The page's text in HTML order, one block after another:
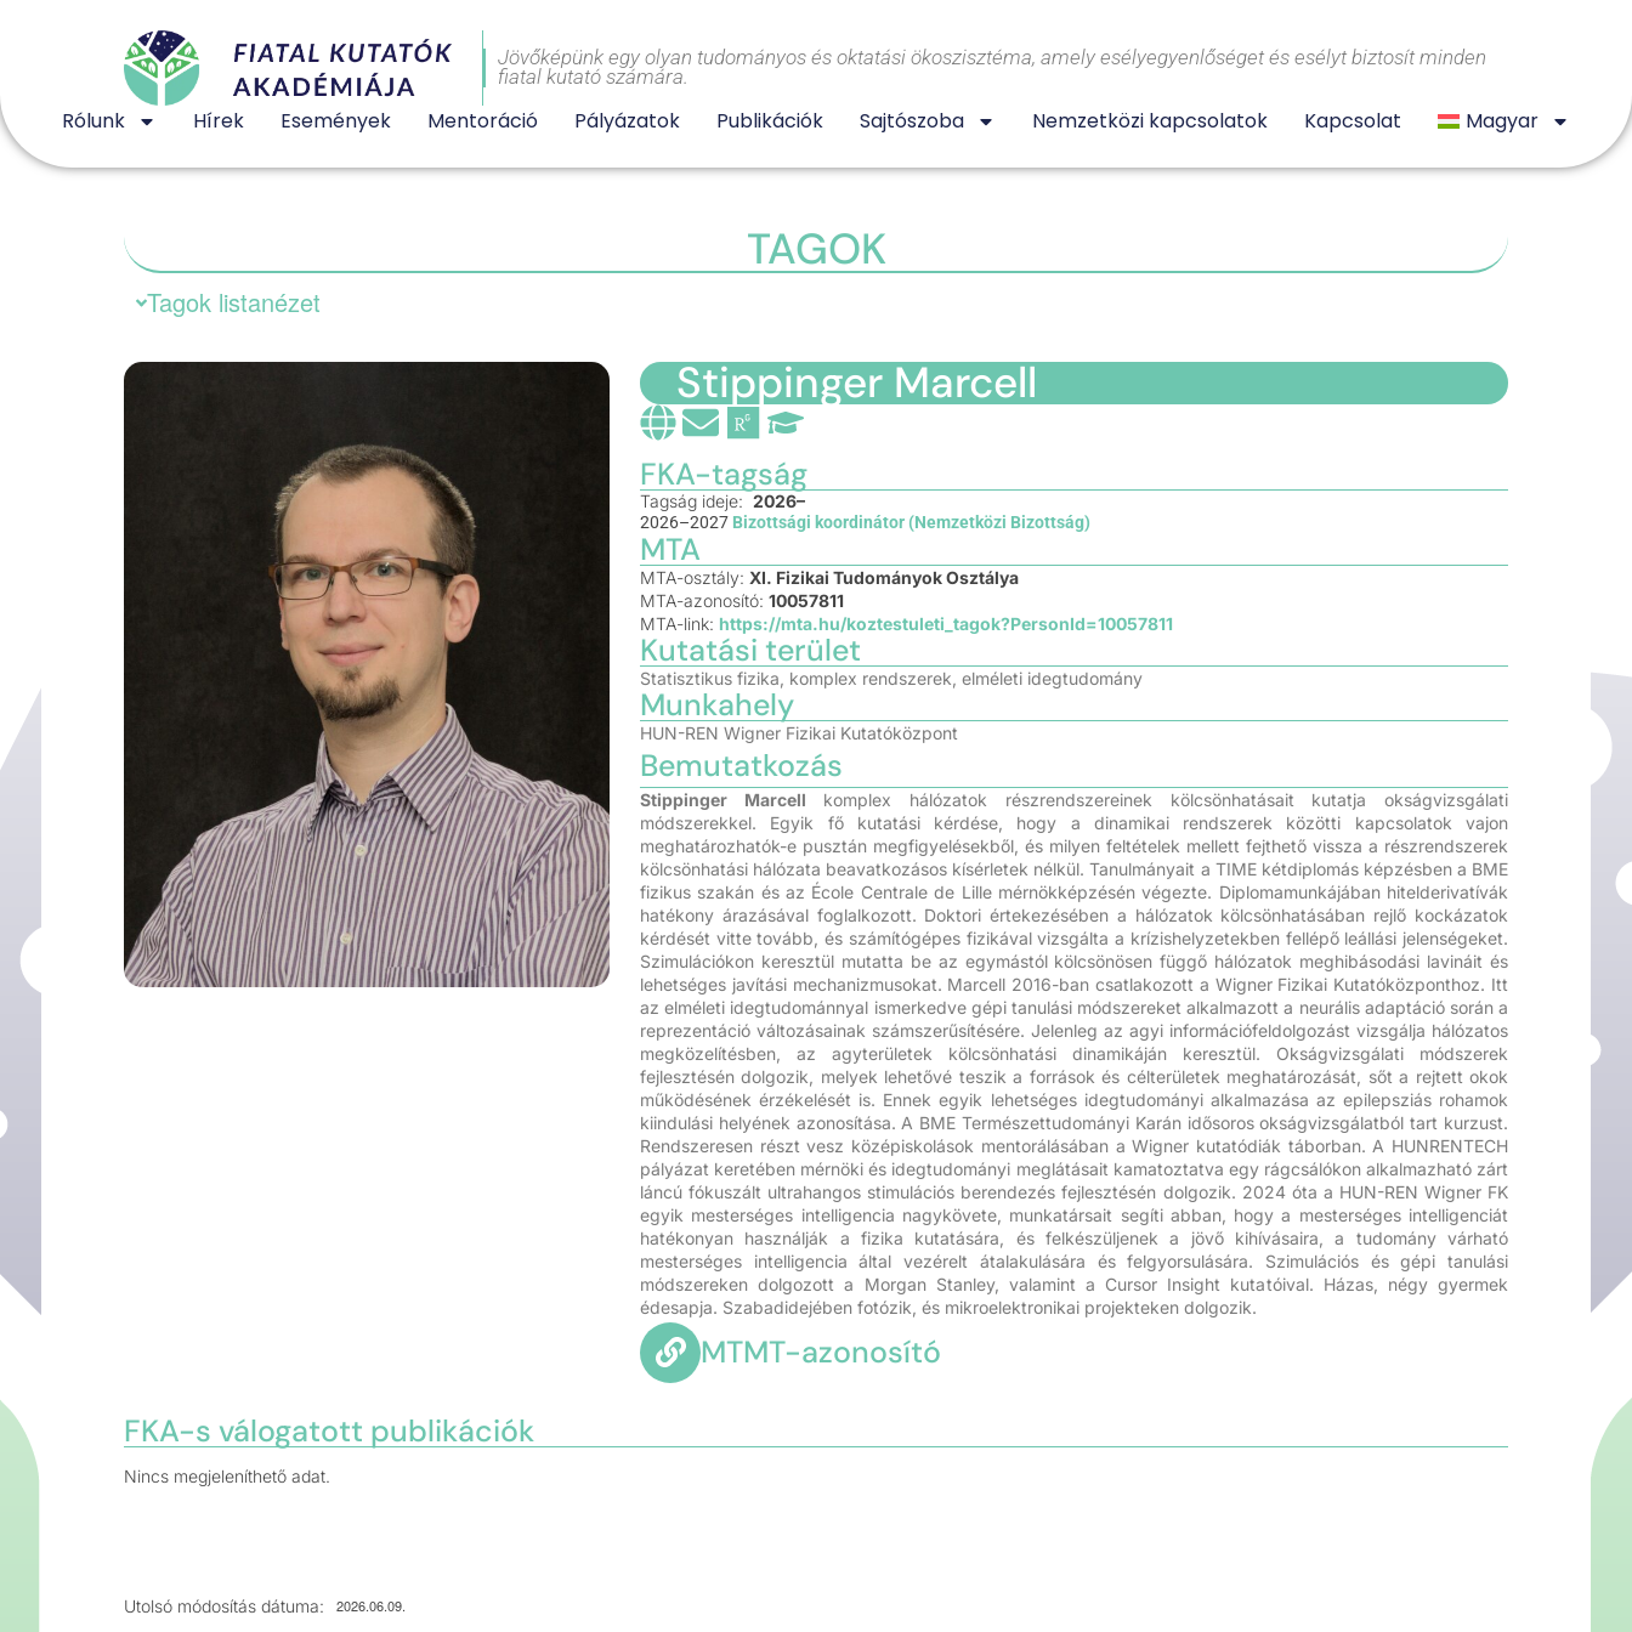
Jövőképünk egy olyan tudományos és oktatási ökoszisztéma, amely esélyegyenlőséget és esélyt biztosít minden
fiatal kutató számára.
Rólunk Hírek Események Mentoráció Pályázatok Publikációk Sajtószoba Nemzetközi kapcsolatok Kapcsolat Magyar
TAGOK
Tagok listanézet
Stippinger Marcell
FKA-tagság
Tagság ideje: 2026–
2026–2027 Bizottsági koordinátor (Nemzetközi Bizottság)
MTA
MTA-osztály: XI. Fizikai Tudományok Osztálya
MTA-azonosító: 10057811
MTA-link: https://mta.hu/koztestuleti_tagok?PersonId=10057811
Kutatási terület
Statisztikus fizika, komplex rendszerek, elméleti idegtudomány
Munkahely
HUN-REN Wigner Fizikai Kutatóközpont
Bemutatkozás
Stippinger Marcell komplex hálózatok részrendszereinek kölcsönhatásait kutatja okságvizsgálati
módszerekkel. Egyik fő kutatási kérdése, hogy a dinamikai rendszerek közötti kapcsolatok vajon
meghatározhatók-e pusztán megfigyelésekből, és milyen feltételek mellett fejthető vissza a részrendszerek
kölcsönhatási hálózata beavatkozásos kísérletek nélkül. Tanulmányait a TIME kétdiplomás képzésben a BME
fizikus szakán és az École Centrale de Lille mérnökképzésén végezte. Diplomamunkájában hitelderivatívák
hatékony árazásával foglalkozott. Doktori értekezésében a hálózatok kölcsönhatásában rejlő kockázatok
kérdését vitte tovább, és számítógépes fizikával vizsgálta a krízishelyzetekben fellépő leállási jelenségeket.
Szimulációkon keresztül mutatta be az egymástól kölcsönösen függő hálózatok meghibásodási lavináit és
lehetséges javítási mechanizmusokat. Marcell 2016-ban csatlakozott a Wigner Fizikai Kutatóközponthoz. Itt
az elméleti idegtudománnyal ismerkedve gépi tanulási módszereket alkalmazott a neurális adaptáció során a
reprezentáció változásainak számszerűsítésére. Jelenleg az agyi információfeldolgozást vizsgálja hálózatos
megközelítésben, az agyterületek kölcsönhatási dinamikáján keresztül. Okságvizsgálati módszerek
fejlesztésén dolgozik, melyek lehetővé teszik a források és célterületek meghatározását, sőt a rejtett okok
működésének érzékelését is. Ennek egyik lehetséges idegtudományi alkalmazása az epilepsziás rohamok
kiindulási helyének azonosítása. A BME Természettudományi Karán idősoros okságvizsgálatból tart kurzust.
Rendszeresen részt vesz középiskolások mentorálásában a Wigner kutatódiák táborban. A HUNRENTECH
pályázat keretében mérnöki és idegtudományi meglátásait kamatoztatva egy rágcsálókon alkalmazható zárt
láncú fókuszált ultrahangos stimulációs berendezés fejlesztésén dolgozik. 2024 óta a HUN-REN Wigner FK
egyik mesterséges intelligencia nagykövete, munkatársait segíti abban, hogy a mesterséges intelligenciát
hatékonyan használják a fizika kutatására, és felkészüljenek a jövő kihívásaira, a tudomány várható
mesterséges intelligencia által vezérelt átalakulására és felgyorsulására. Szimulációs és gépi tanulási
módszereken dolgozott a Morgan Stanley, valamint a Cursor Insight kutatóival. Házas, négy gyermek
édesapja. Szabadidejében fotózik, és mikroelektronikai projekteken dolgozik.
MTMT-azonosító
FKA-s válogatott publikációk
Nincs megjeleníthető adat.
Utolsó módosítás dátuma: 2026.06.09.